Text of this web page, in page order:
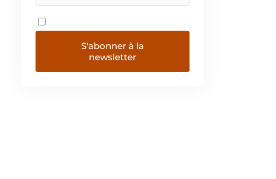
S'abonner à la
newsletter